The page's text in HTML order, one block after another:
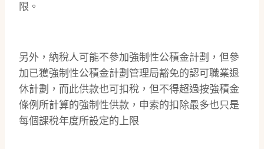
限。
另外，納稅人可能不參加強制性公積金計劃，但參
加已獲強制性公積金計劃管理局豁免的認可職業退
休計劃，而此供款也可扣稅，但不得超過按強積金
條例所計算的強制性供款，申索的扣除最多也只是
每個課稅年度所設定的上限